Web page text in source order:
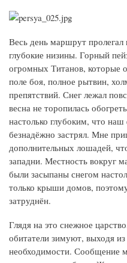
Весь день маршрут
глубокие низины. Горный
огромных Титанов, которые
поле боя, полное рытвин,
препятствий. Снег лежал
весна не торопилась
настолько глубоким, что
безнадёжно застрял. Мне
дополнительных лошадей,
западни. Местность вокруг
были засыпаны снегом
только крыши домов,
затруднён.
Глядя на это снежное
обитатели зимуют, выходя
необходимости. Сообщение